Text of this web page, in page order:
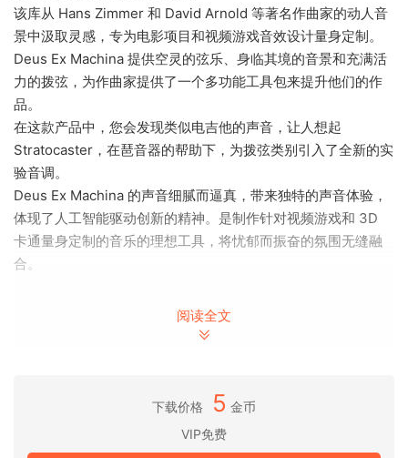
该库从 Hans Zimmer 和 David Arnold 等著名作曲家的动人音
景中汲取灵感，专为电影项目和视频游戏音效设计量身定制。
Deus Ex Machina 提供空灵的弦乐、身临其境的音景和充满活
力的拨弦，为作曲家提供了一个多功能工具包来提升他们的作
品。
在这款产品中，您会发现类似电吉他的声音，让人想起
Stratocaster，在琶音器的帮助下，为拨弦类别引入了全新的实
验音调。
Deus Ex Machina 的声音细腻而逼真，带来独特的声音体验，
体现了人工智能驱动创新的精神。是制作针对视频​​游戏和 3D
卡通量身定制的音乐的理想工具，将忧郁而振奋的氛围无缝融
合。
– 纹理（DOVinst® Slow Pads/Soundscapes、Plucks &
阅读全文
下载价格 5 金币
VIP免费